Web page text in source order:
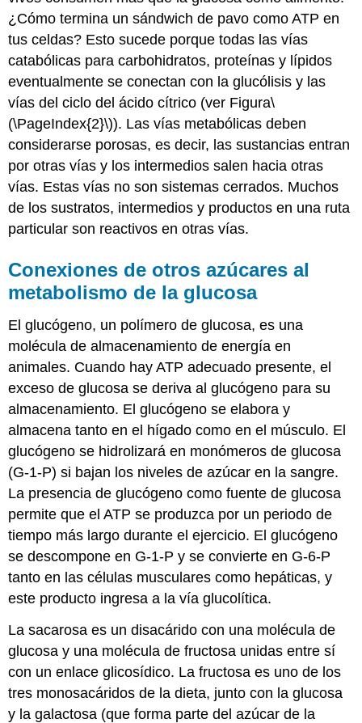
¿Cómo termina un sándwich de pavo como ATP en
tus celdas? Esto sucede porque todas las vías
catabólicas para carbohidratos, proteínas y lípidos
eventualmente se conectan con la glucólisis y las
vías del ciclo del ácido cítrico (ver Figura\
(\PageIndex{2}\)). Las vías metabólicas deben
considerarse porosas, es decir, las sustancias entran
por otras vías y los intermedios salen hacia otras
vías. Estas vías no son sistemas cerrados. Muchos
de los sustratos, intermedios y productos en una ruta
particular son reactivos en otras vías.
Conexiones de otros azúcares al
metabolismo de la glucosa
El glucógeno, un polímero de glucosa, es una
molécula de almacenamiento de energía en
animales. Cuando hay ATP adecuado presente, el
exceso de glucosa se deriva al glucógeno para su
almacenamiento. El glucógeno se elabora y
almacena tanto en el hígado como en el músculo. El
glucógeno se hidrolizará en monómeros de glucosa
(G-1-P) si bajan los niveles de azúcar en la sangre.
La presencia de glucógeno como fuente de glucosa
permite que el ATP se produzca por un periodo de
tiempo más largo durante el ejercicio. El glucógeno
se descompone en G-1-P y se convierte en G-6-P
tanto en las células musculares como hepáticas, y
este producto ingresa a la vía glucolítica.
La sacarosa es un disacárido con una molécula de
glucosa y una molécula de fructosa unidas entre sí
con un enlace glicosídico. La fructosa es uno de los
tres monosacáridos de la dieta, junto con la glucosa
y la galactosa (que forma parte del azúcar de la